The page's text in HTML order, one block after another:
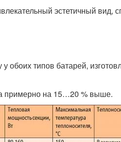
эстетичный вид,
обоих типов батарей,
примерно на 15…20 % выше.